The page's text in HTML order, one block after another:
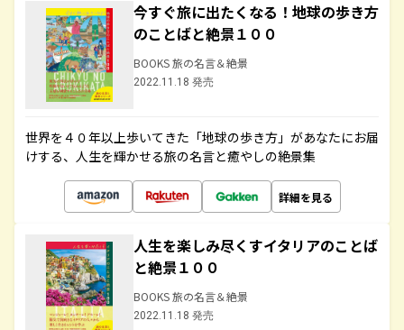
今すぐ旅に出たくなる！地球の歩き方
のことばと絶景１００
BOOKS 旅の名言＆絶景
2022.11.18 発売
世界を４０年以上歩いてきた「地球の歩き方」があなたにお届
けする、人生を輝かせる旅の名言と癒やしの絶景集
詳細を見る
人生を楽しみ尽くすイタリアのことば
と絶景１００
BOOKS 旅の名言＆絶景
2022.11.18 発売